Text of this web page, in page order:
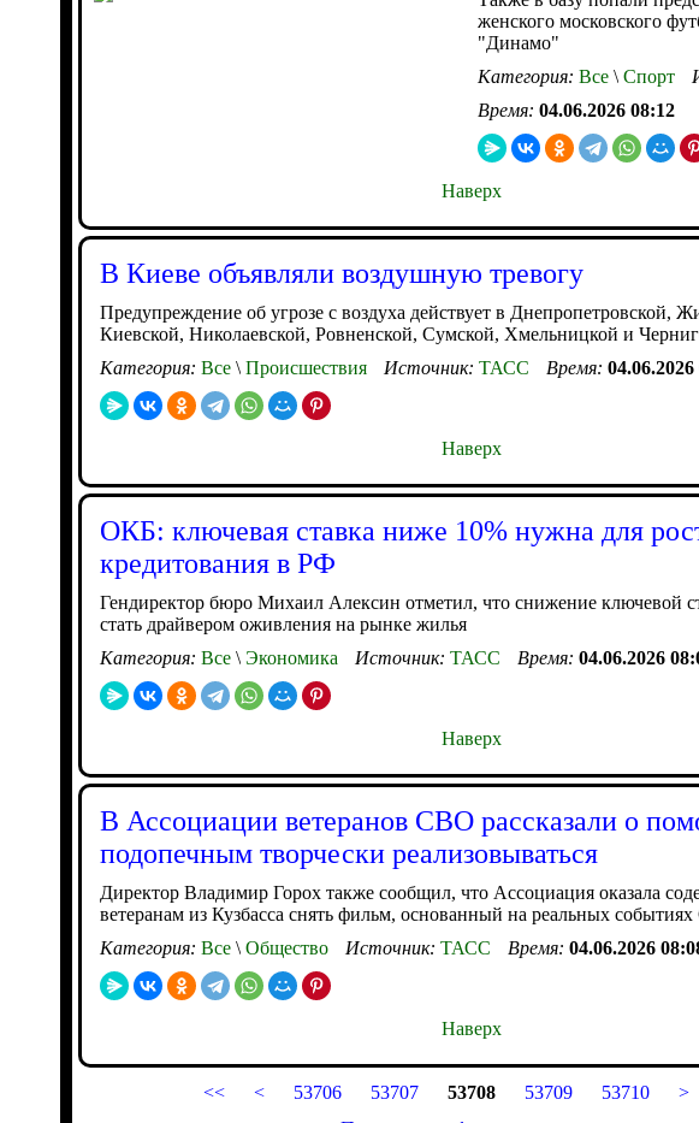
женского московского
"Динамо"
Категория: Все \ Спорт
Время: 04.06.2026 08:12
Наверх
В Киеве объявляли воздушную тревогу
Предупреждение об угрозе с воздуха действует в Днепропетровской,
Киевской, Николаевской, Ровненской, Сумской, Хмельницкой и
Категория: Все \ Происшествия Источник: ТАСС Время:
Наверх
ОКБ: ключевая ставка ниже 10% нужна для
кредитования в РФ
Гендиректор бюро Михаил Алексин отметил, что снижение ключевой
стать драйвером оживления на рынке жилья
Категория: Все \ Экономика Источник: ТАСС Время: 04.06.2026
Наверх
В Ассоциации ветеранов СВО рассказали о
подопечным творчески реализовываться
Директор Владимир Горох также сообщил, что Ассоциация оказала
ветеранам из Кузбасса снять фильм, основанный на реальных
Категория: Все \ Общество Источник: ТАСС Время: 04.06.2026
Наверх
<< < 53706 53707 53708 53709 53710 >